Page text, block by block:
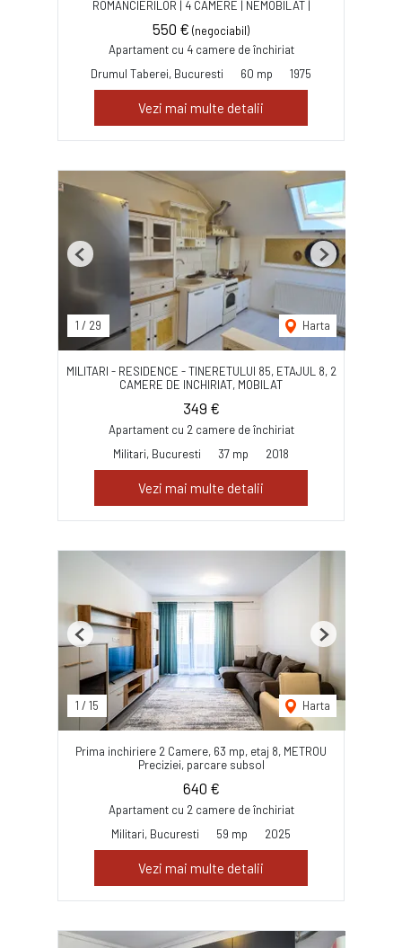
ROMANCIERILOR | 4 CAMERE | NEMOBILAT |
550 € (negociabil)
Apartament cu 4 camere de închiriat
Drumul Taberei, Bucuresti
60 mp 1975
Vezi mai multe detalii
1 / 29 Harta
Previous Next
MILITARI - RESIDENCE - TINERETULUI 85, ETAJUL 8, 2
CAMERE DE INCHIRIAT, MOBILAT
349 €
Apartament cu 2 camere de închiriat
Militari, Bucuresti
37 mp 2018
Vezi mai multe detalii
1 / 15 Harta
Previous Next
Prima inchiriere 2 Camere, 63 mp, etaj 8, METROU
Preciziei, parcare subsol
640 €
Apartament cu 2 camere de închiriat
Militari, Bucuresti
59 mp 2025
Vezi mai multe detalii